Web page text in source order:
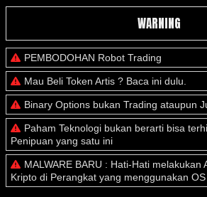
WARNING
PEMBODOHAN Robot Trading
Mau Beli Token Artis ? Baca ini dulu.
Binary Options bukan Trading ataupun
Paham Teknologi bukan berarti bisa
Penipuan yang satu ini
MALWARE BARU : Hati-Hati melakukan
Kripto di Perangkat yang menggunakan